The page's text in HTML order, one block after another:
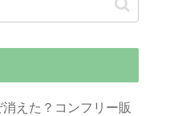
消えた？コンフリー販